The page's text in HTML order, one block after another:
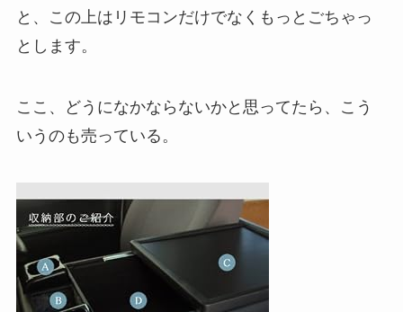
と、この上はリモコンだけでなくもっとごちゃっ
とします。
ここ、どうになかならないかと思ってたら、こう
いうのも売っている。